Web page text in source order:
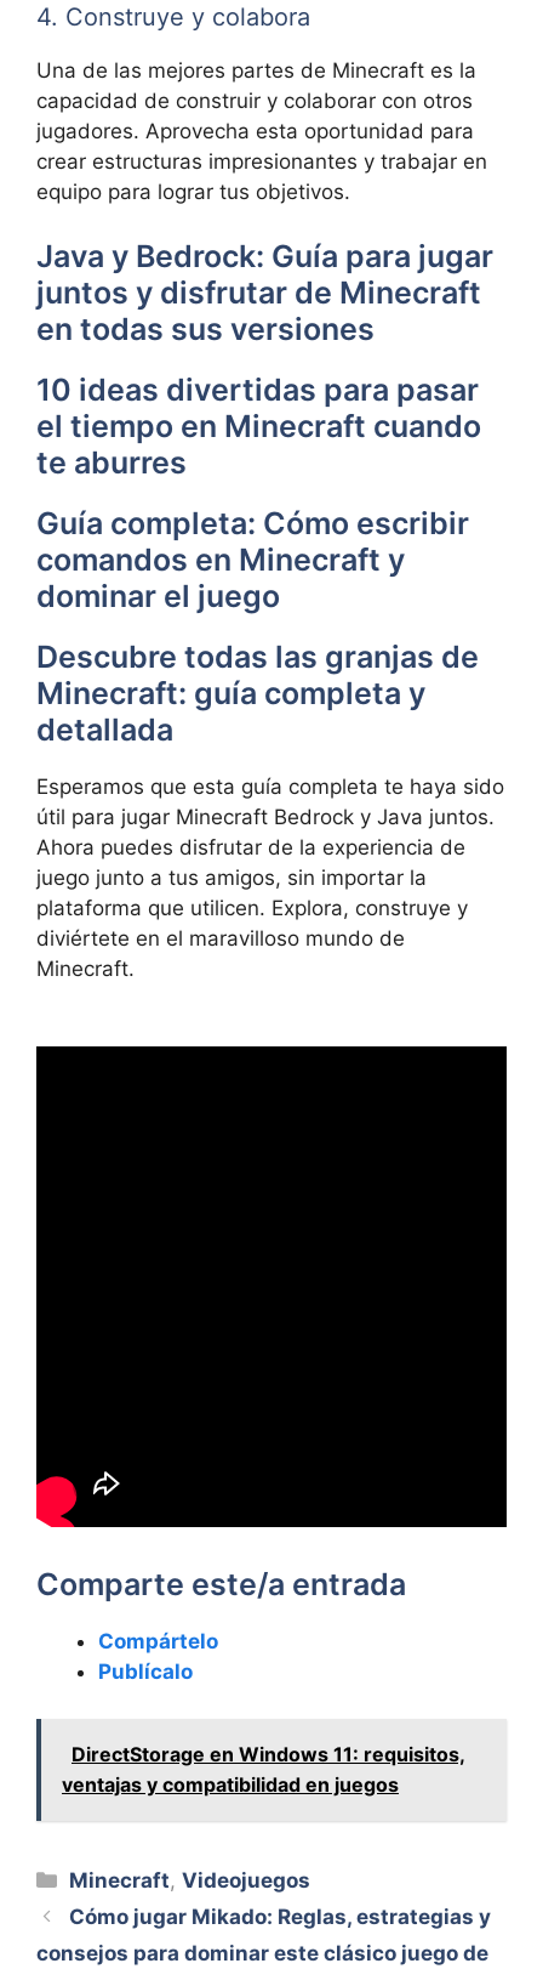
4. Construye y colabora
Una de las mejores partes de Minecraft es la
capacidad de construir y colaborar con otros
jugadores. Aprovecha esta oportunidad para
crear estructuras impresionantes y trabajar en
equipo para lograr tus objetivos.
Java y Bedrock: Guía para jugar
juntos y disfrutar de Minecraft
en todas sus versiones
10 ideas divertidas para pasar
el tiempo en Minecraft cuando
te aburres
Guía completa: Cómo escribir
comandos en Minecraft y
dominar el juego
Descubre todas las granjas de
Minecraft: guía completa y
detallada
Esperamos que esta guía completa te haya sido
útil para jugar Minecraft Bedrock y Java juntos.
Ahora puedes disfrutar de la experiencia de
juego junto a tus amigos, sin importar la
plataforma que utilicen. Explora, construye y
diviértete en el maravilloso mundo de
Minecraft.
Comparte este/a entrada
Compártelo
Publícalo
DirectStorage en Windows 11: requisitos,
ventajas y compatibilidad en juegos
Categorías
Minecraft,Videojuegos
Cómo jugar Mikado: Reglas, estrategias y
consejos para dominar este clásico juego de